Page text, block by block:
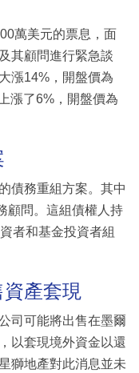
萬美元的票息，面
其顧問進行緊急談
漲14%，開盤價為
漲了6%，開盤價為
債務重組方案。其中
顧問。這組債權人持
者和基金投資者組
產套現
司可能將出售在墨爾
以套現境外資金以還
獅地產對此消息並未